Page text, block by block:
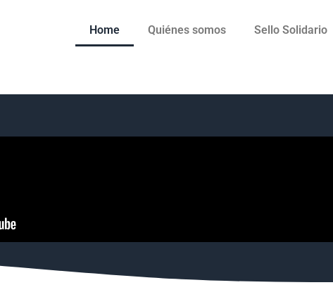
Home Quiénes somos Sello Solidario